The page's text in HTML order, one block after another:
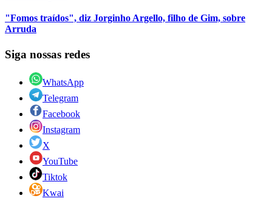
"Fomos traídos", diz Jorginho Argello, filho de Gim, sobre
Arruda
Siga nossas redes
WhatsApp
Telegram
Facebook
Instagram
X
YouTube
Tiktok
Kwai